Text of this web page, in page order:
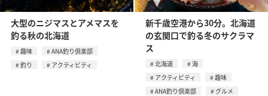
大型のニジマスとアメマスを
釣る秋の北海道
趣味
ANA釣り倶楽部
釣り
アクティビティ
新千歳空港から30分。北海道
の玄関口で釣る冬のサクラマ
ス
北海道
海
アクティビティ
趣味
ANA釣り倶楽部
グルメ